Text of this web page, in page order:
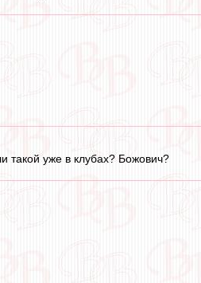
такой уже в клубах? Божович?